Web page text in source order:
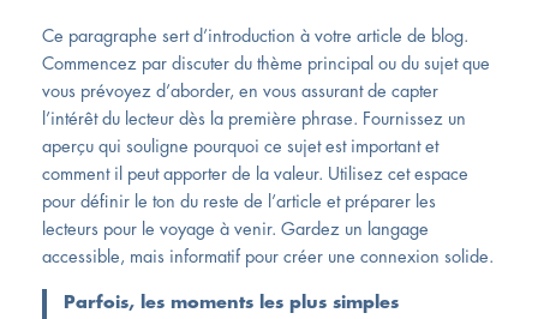
Ce paragraphe sert d’introduction à votre article de blog.
Commencez par discuter du thème principal ou du sujet que
vous prévoyez d’aborder, en vous assurant de capter
l’intérêt du lecteur dès la première phrase. Fournissez un
aperçu qui souligne pourquoi ce sujet est important et
comment il peut apporter de la valeur. Utilisez cet espace
pour définir le ton du reste de l’article et préparer les
lecteurs pour le voyage à venir. Gardez un langage
accessible, mais informatif pour créer une connexion solide.
Parfois, les moments les plus simples